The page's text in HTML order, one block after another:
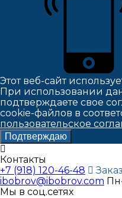
Этот веб-сайт
При использовании
подтверждаете свое
cookie-файлов в
пользовательское
Подтверждаю
Контакты
+7 (918) 120-46-48
ibobrov@ibobrov.com
Мы в соц.сетях